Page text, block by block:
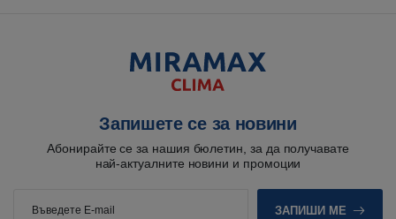
Запишете се за новини
Абонирайте се за нашия бюлетин, за да получавате
най-актуалните новини и промоции
ЗАПИШИ МЕ